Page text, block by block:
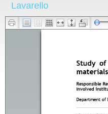
Lavarello